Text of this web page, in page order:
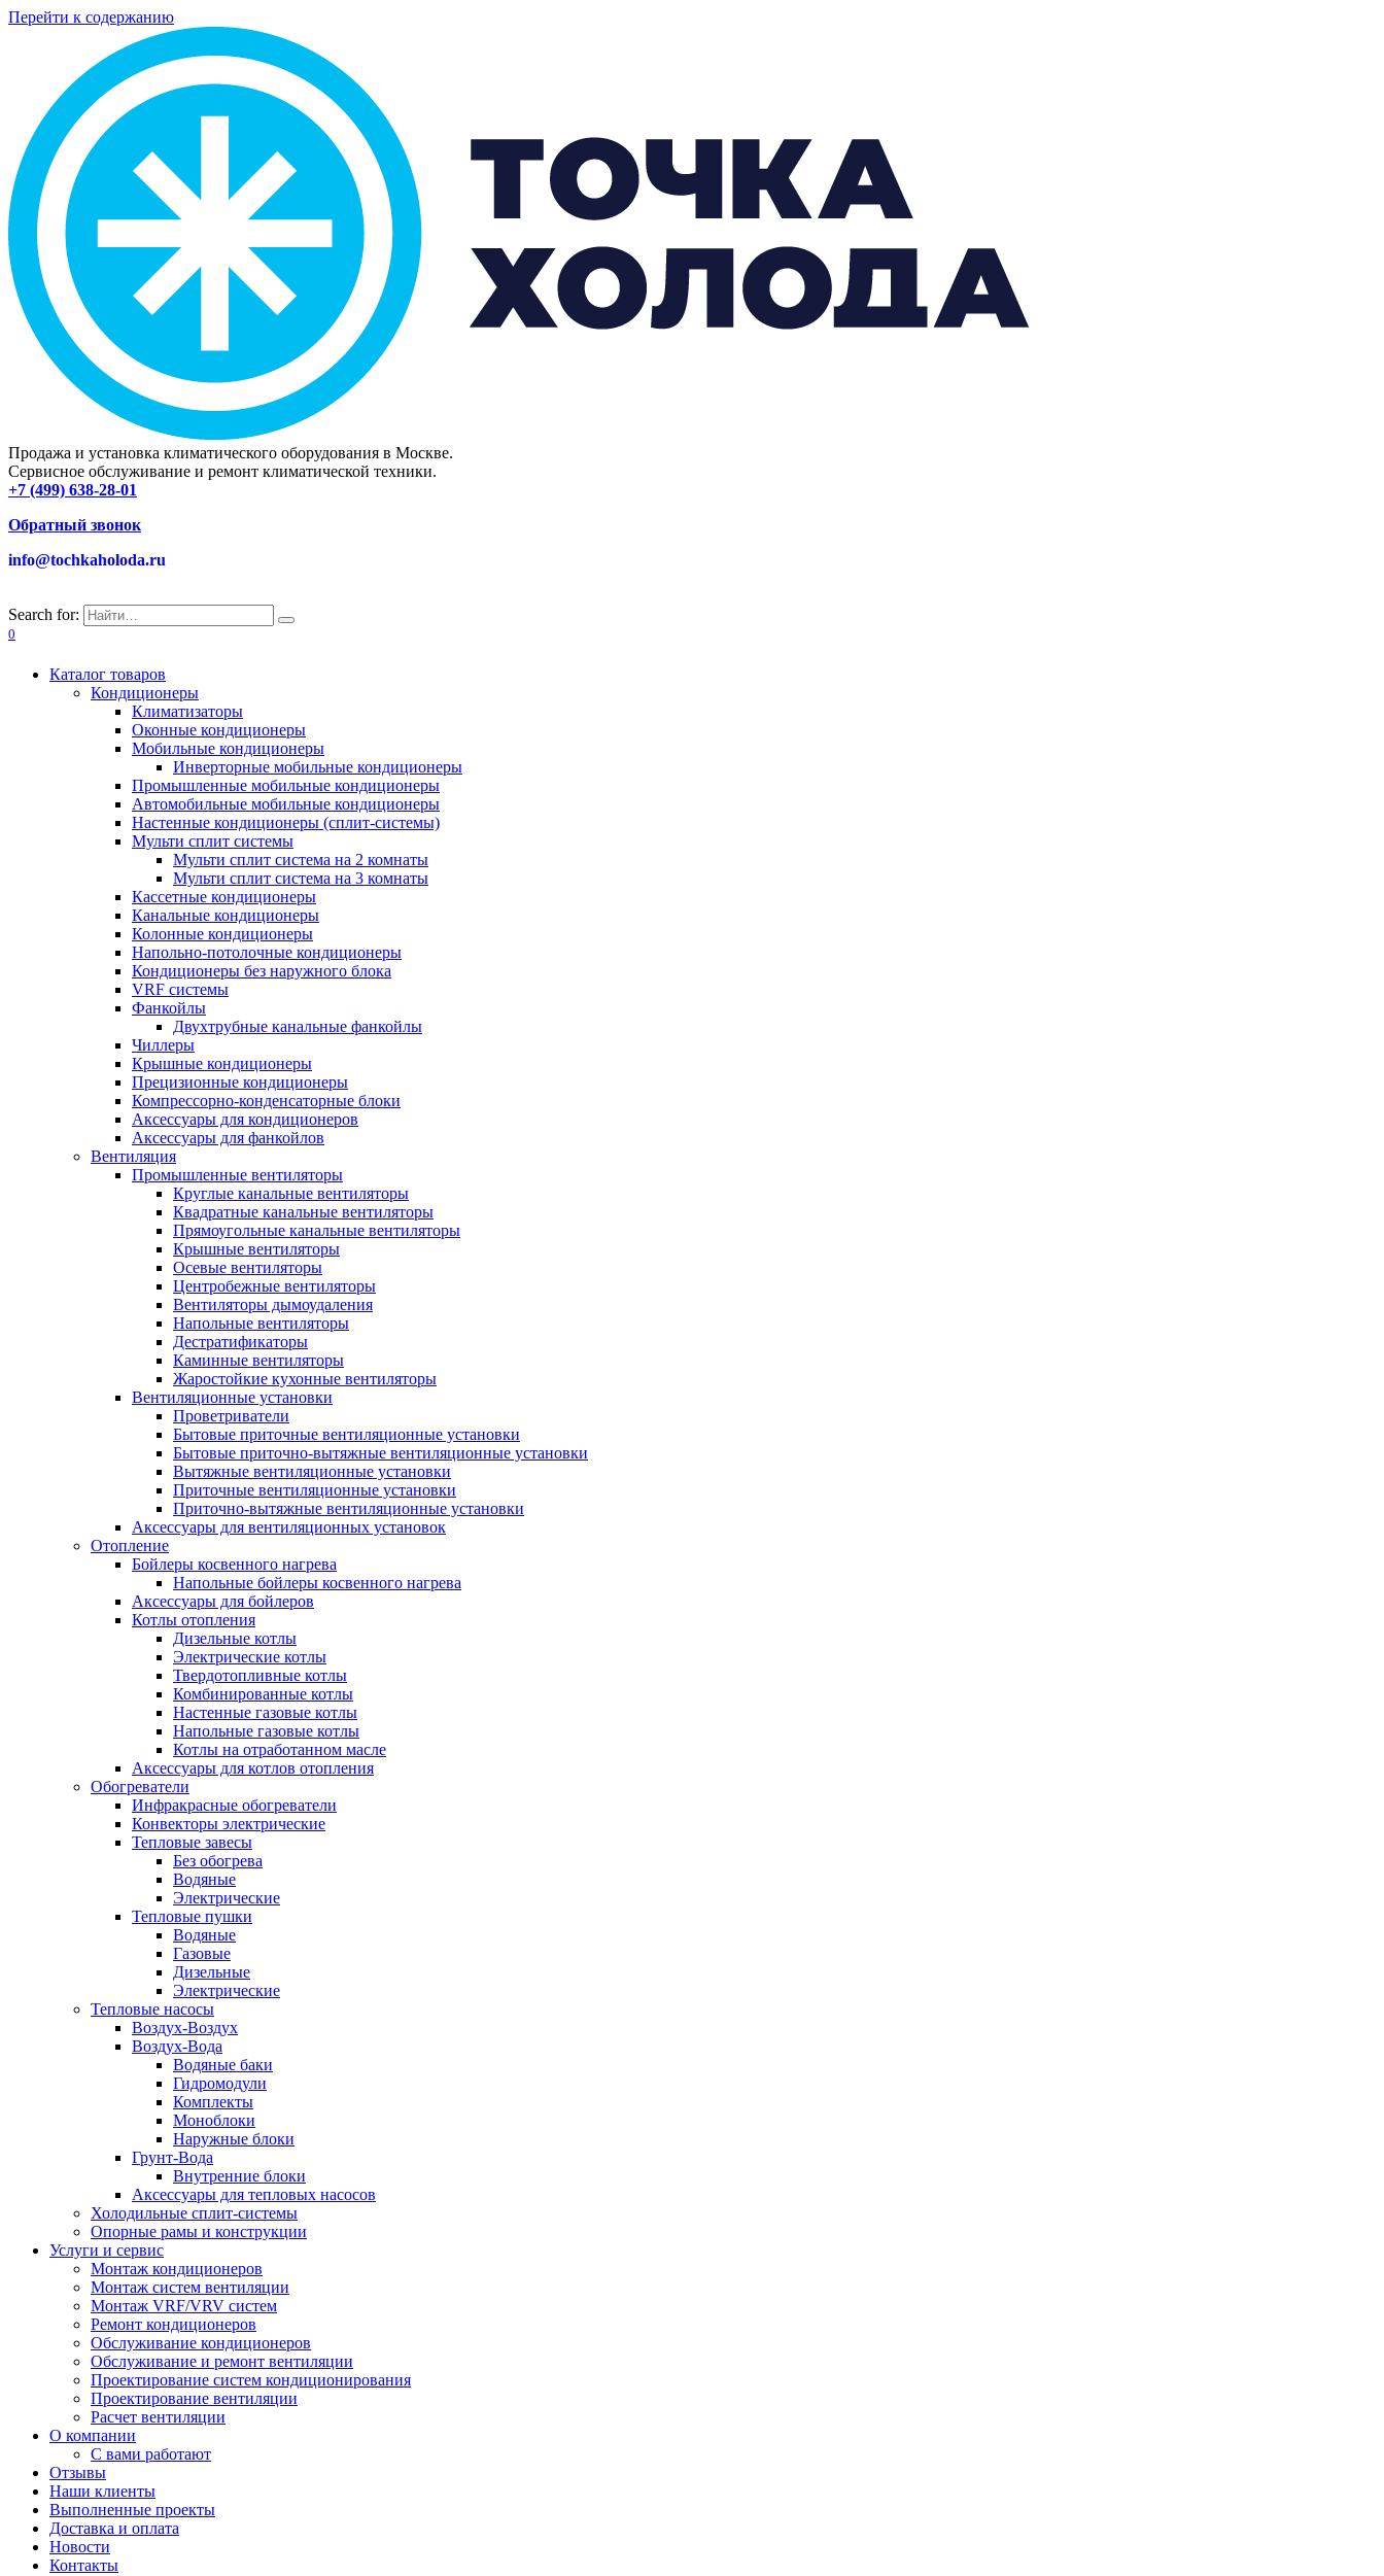
Перейти к содержанию
Продажа и установка климатического оборудования в Москве.
Сервисное обслуживание и ремонт климатической техники.
+7 (499) 638-28-01
Обратный звонок
info@tochkaholoda.ru
Search for:
0
Каталог товаров
Кондиционеры
Климатизаторы
Оконные кондиционеры
Мобильные кондиционеры
Инверторные мобильные кондиционеры
Промышленные мобильные кондиционеры
Автомобильные мобильные кондиционеры
Настенные кондиционеры (сплит-системы)
Мульти сплит системы
Мульти сплит система на 2 комнаты
Мульти сплит система на 3 комнаты
Кассетные кондиционеры
Канальные кондиционеры
Колонные кондиционеры
Напольно-потолочные кондиционеры
Кондиционеры без наружного блока
VRF системы
Фанкойлы
Двухтрубные канальные фанкойлы
Чиллеры
Крышные кондиционеры
Прецизионные кондиционеры
Компрессорно-конденсаторные блоки
Аксессуары для кондиционеров
Аксессуары для фанкойлов
Вентиляция
Промышленные вентиляторы
Круглые канальные вентиляторы
Квадратные канальные вентиляторы
Прямоугольные канальные вентиляторы
Крышные вентиляторы
Осевые вентиляторы
Центробежные вентиляторы
Вентиляторы дымоудаления
Напольные вентиляторы
Дестратификаторы
Каминные вентиляторы
Жаростойкие кухонные вентиляторы
Вентиляционные установки
Проветриватели
Бытовые приточные вентиляционные установки
Бытовые приточно-вытяжные вентиляционные установки
Вытяжные вентиляционные установки
Приточные вентиляционные установки
Приточно-вытяжные вентиляционные установки
Аксессуары для вентиляционных установок
Отопление
Бойлеры косвенного нагрева
Напольные бойлеры косвенного нагрева
Аксессуары для бойлеров
Котлы отопления
Дизельные котлы
Электрические котлы
Твердотопливные котлы
Комбинированные котлы
Настенные газовые котлы
Напольные газовые котлы
Котлы на отработанном масле
Аксессуары для котлов отопления
Обогреватели
Инфракрасные обогреватели
Конвекторы электрические
Тепловые завесы
Без обогрева
Водяные
Электрические
Тепловые пушки
Водяные
Газовые
Дизельные
Электрические
Тепловые насосы
Воздух-Воздух
Воздух-Вода
Водяные баки
Гидромодули
Комплекты
Моноблоки
Наружные блоки
Грунт-Вода
Внутренние блоки
Аксессуары для тепловых насосов
Холодильные сплит-системы
Опорные рамы и конструкции
Услуги и сервис
Монтаж кондиционеров
Монтаж систем вентиляции
Монтаж VRF/VRV систем
Ремонт кондиционеров
Обслуживание кондиционеров
Обслуживание и ремонт вентиляции
Проектирование систем кондиционирования
Проектирование вентиляции
Расчет вентиляции
О компании
С вами работают
Отзывы
Наши клиенты
Выполненные проекты
Доставка и оплата
Новости
Контакты